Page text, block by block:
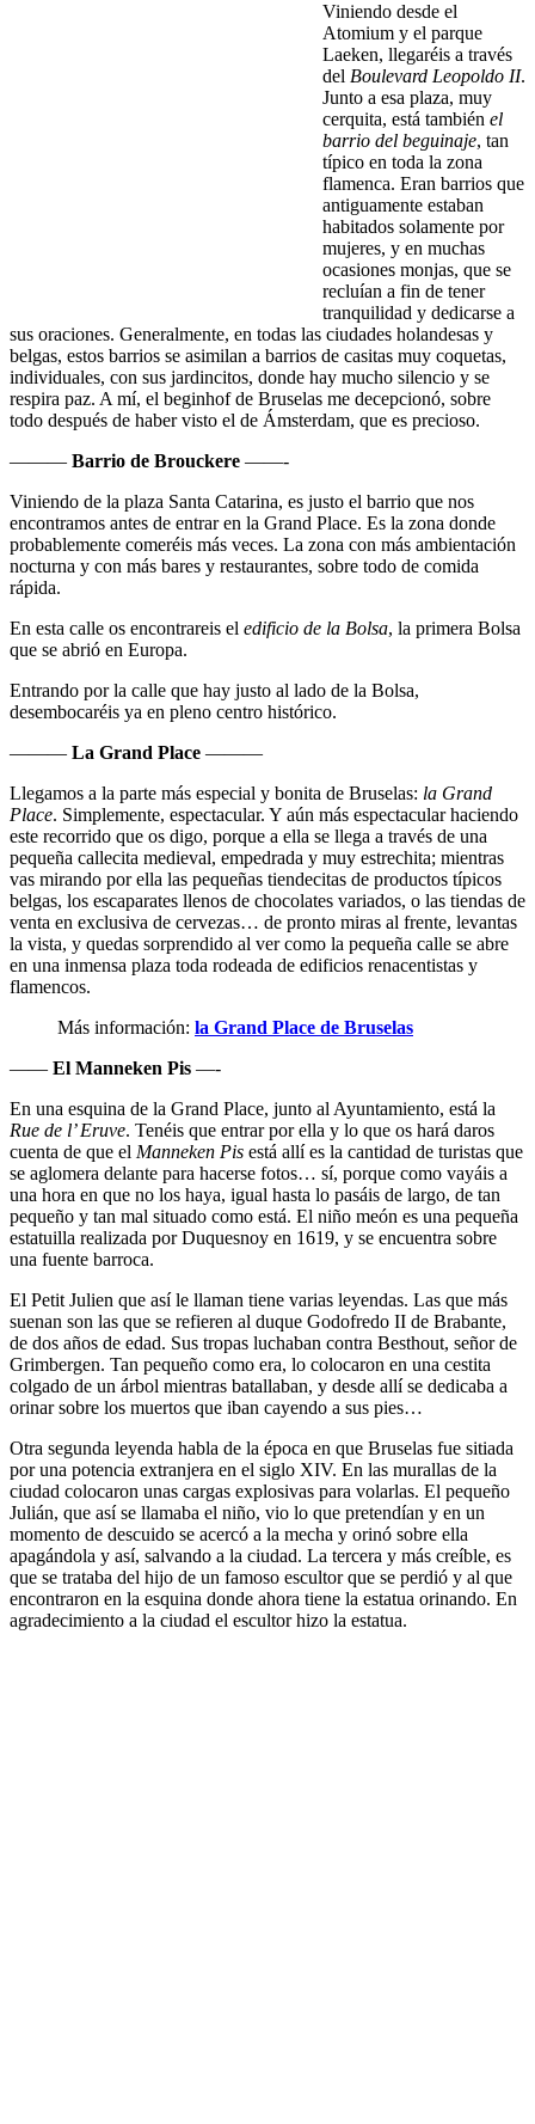
Viniendo desde el
Atomium y el parque
Laeken, llegaréis a través
del Boulevard Leopoldo II.
Junto a esa plaza, muy
cerquita, está también el
barrio del beguinaje, tan
típico en toda la zona
flamenca. Eran barrios que
antiguamente estaban
habitados solamente por
mujeres, y en muchas
ocasiones monjas, que se
recluían a fin de tener
tranquilidad y dedicarse a
sus oraciones. Generalmente, en todas las ciudades holandesas y
belgas, estos barrios se asimilan a barrios de casitas muy coquetas,
individuales, con sus jardincitos, donde hay mucho silencio y se
respira paz. A mí, el beginhof de Bruselas me decepcionó, sobre
todo después de haber visto el de Ámsterdam, que es precioso.
——— Barrio de Brouckere ——-
Viniendo de la plaza Santa Catarina, es justo el barrio que nos
encontramos antes de entrar en la Grand Place. Es la zona donde
probablemente comeréis más veces. La zona con más ambientación
nocturna y con más bares y restaurantes, sobre todo de comida
rápida.
En esta calle os encontrareis el edificio de la Bolsa, la primera Bolsa
que se abrió en Europa.
Entrando por la calle que hay justo al lado de la Bolsa,
desembocaréis ya en pleno centro histórico.
——— La Grand Place ———
Llegamos a la parte más especial y bonita de Bruselas: la Grand
Place. Simplemente, espectacular. Y aún más espectacular haciendo
este recorrido que os digo, porque a ella se llega a través de una
pequeña callecita medieval, empedrada y muy estrechita; mientras
vas mirando por ella las pequeñas tiendecitas de productos típicos
belgas, los escaparates llenos de chocolates variados, o las tiendas de
venta en exclusiva de cervezas… de pronto miras al frente, levantas
la vista, y quedas sorprendido al ver como la pequeña calle se abre
en una inmensa plaza toda rodeada de edificios renacentistas y
flamencos.
Más información: la Grand Place de Bruselas
—— El Manneken Pis —-
En una esquina de la Grand Place, junto al Ayuntamiento, está la
Rue de l’ Eruve. Tenéis que entrar por ella y lo que os hará daros
cuenta de que el Manneken Pis está allí es la cantidad de turistas que
se aglomera delante para hacerse fotos… sí, porque como vayáis a
una hora en que no los haya, igual hasta lo pasáis de largo, de tan
pequeño y tan mal situado como está. El niño meón es una pequeña
estatuilla realizada por Duquesnoy en 1619, y se encuentra sobre
una fuente barroca.
El Petit Julien que así le llaman tiene varias leyendas. Las que más
suenan son las que se refieren al duque Godofredo II de Brabante,
de dos años de edad. Sus tropas luchaban contra Besthout, señor de
Grimbergen. Tan pequeño como era, lo colocaron en una cestita
colgado de un árbol mientras batallaban, y desde allí se dedicaba a
orinar sobre los muertos que iban cayendo a sus pies…
Otra segunda leyenda habla de la época en que Bruselas fue sitiada
por una potencia extranjera en el siglo XIV. En las murallas de la
ciudad colocaron unas cargas explosivas para volarlas. El pequeño
Julián, que así se llamaba el niño, vio lo que pretendían y en un
momento de descuido se acercó a la mecha y orinó sobre ella
apagándola y así, salvando a la ciudad. La tercera y más creíble, es
que se trataba del hijo de un famoso escultor que se perdió y al que
encontraron en la esquina donde ahora tiene la estatua orinando. En
agradecimiento a la ciudad el escultor hizo la estatua.